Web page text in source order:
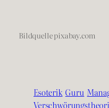
Bildquelle pixabay.com
Esoterik Guru